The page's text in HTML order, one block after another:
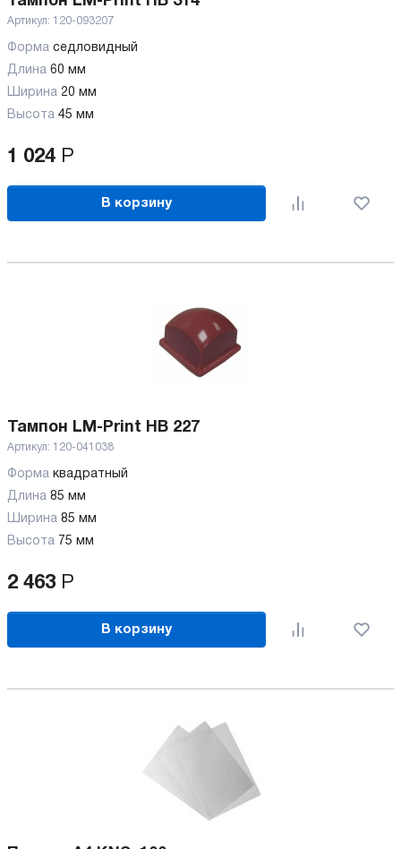
Артикул: 120-093207
Форма седловидный
Длина 60 мм
Ширина 20 мм
Высота 45 мм
1 024 Р
В корзину
Тампон LM-Print HB 227
Артикул: 120-041038
Форма квадратный
Длина 85 мм
Ширина 85 мм
Высота 75 мм
2 463 Р
В корзину